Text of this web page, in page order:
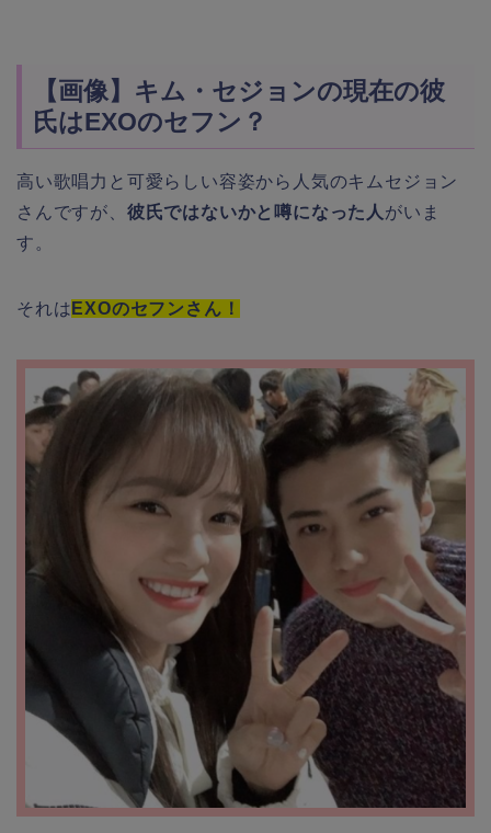
【画像】キム・セジョンの現在の彼
氏はEXOのセフン？
高い歌唱力と可愛らしい容姿から人気のキムセジョン
さんですが、 彼氏ではないかと噂になった人 がいま
す。
それは EXOのセフンさん！